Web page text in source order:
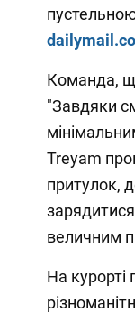
Команда,
"Завдяки
Treyam
притулок,
величним
На курорті